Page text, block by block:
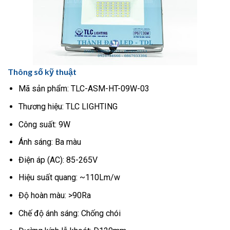
Thông số kỹ thuật
Mã sản phẩm: TLC-ASM-HT-09W-03
Thương hiệu: TLC LIGHTING
Công suất: 9W
Ánh sáng: Ba màu
Điện áp (AC): 85-265V
Hiệu suất quang: ~110Lm/w
Độ hoàn màu: >90Ra
Chế độ ánh sáng: Chống chói